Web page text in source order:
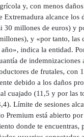
y, con menos
Extremadura alcance los
30 millones de euros) y
y «por tanto, las
año», indica la entidad.
de indemnizaciones
de frutales, con
debido a los daños
cuajado (11,5 y por las
Límite de sesiones
Premium está abierto
donde te encuentras,